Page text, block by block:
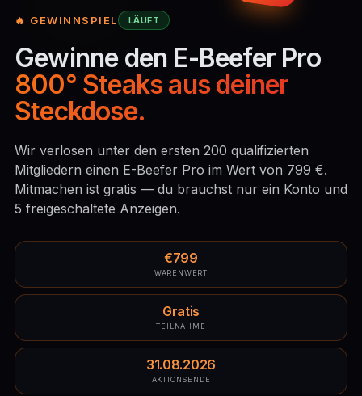
🔥 GEWINNSPIEL LÄUFT
Gewinne den E-Beefer Pro
800° Steaks aus deiner
Steckdose.
Wir verlosen unter den ersten 200 qualifizierten
Mitgliedern einen E-Beefer Pro im Wert von 799 €.
Mitmachen ist gratis — du brauchst nur ein Konto und
5 freigeschaltete Anzeigen.
€799
WARENWERT
Gratis
TEILNAHME
31.08.2026
AKTIONSENDE